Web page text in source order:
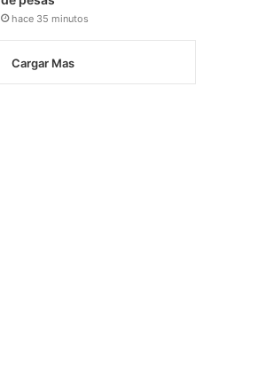
hace 35 minutos
Cargar Mas